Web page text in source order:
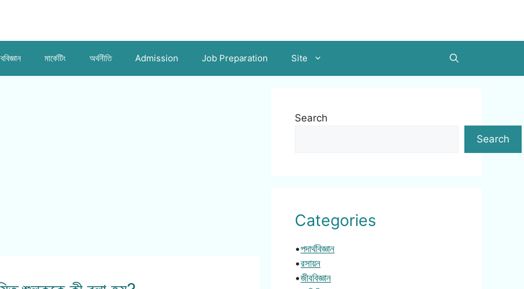
মার্কেটিং অর্থনীতি Admission Job Preparation Site
Search
Search
Categories
•পদার্থবিজ্ঞান
•রসায়ন
•জীববিজ্ঞান